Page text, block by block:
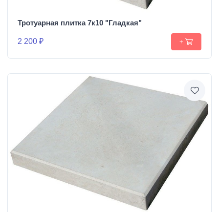
Тротуарная плитка 7к10 "Гладкая"
2 200 ₽ +